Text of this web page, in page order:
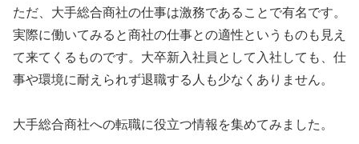
ただ、大手総合商社の仕事は激務であることで有名です。
実際に働いてみると商社の仕事との適性というものも見え
て来てくるものです。大卒新入社員として入社しても、仕
事や環境に耐えられず退職する人も少なくありません。
大手総合商社への転職に役立つ情報を集めてみました。